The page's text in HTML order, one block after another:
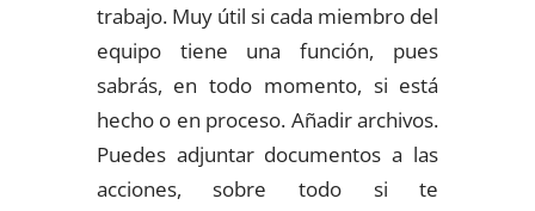
trabajo. Muy útil si cada miembro del
equipo tiene una función, pues
sabrás, en todo momento, si está
hecho o en proceso. Añadir archivos.
Puedes adjuntar documentos a las
acciones, sobre todo si te